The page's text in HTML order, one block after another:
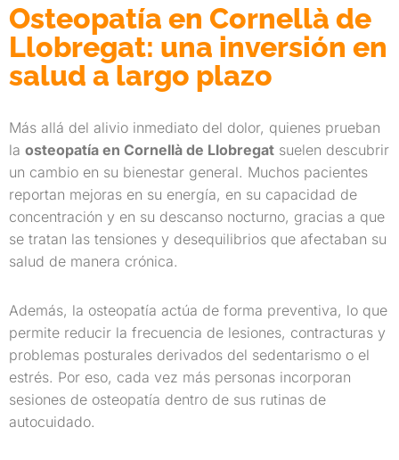
Osteopatía en Cornellà de
Llobregat: una inversión en
salud a largo plazo
Más allá del alivio inmediato del dolor, quienes prueban
la osteopatía en Cornellà de Llobregat suelen descubrir
un cambio en su bienestar general. Muchos pacientes
reportan mejoras en su energía, en su capacidad de
concentración y en su descanso nocturno, gracias a que
se tratan las tensiones y desequilibrios que afectaban su
salud de manera crónica.
Además, la osteopatía actúa de forma preventiva, lo que
permite reducir la frecuencia de lesiones, contracturas y
problemas posturales derivados del sedentarismo o el
estrés. Por eso, cada vez más personas incorporan
sesiones de osteopatía dentro de sus rutinas de
autocuidado.